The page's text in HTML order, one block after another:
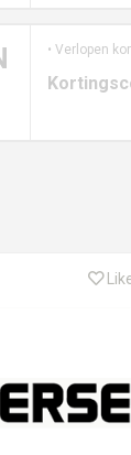
• Verlopen